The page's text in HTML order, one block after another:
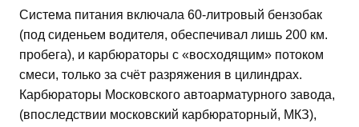
Система питания включала 60-литровый бензобак
(под сиденьем водителя, обеспечивал лишь 200 км.
пробега), и карбюраторы с «восходящим» потоком
смеси, только за счёт разряжения в цилиндрах.
Карбюраторы Московского автоарматурного завода,
(впоследствии московский карбюраторный, МКЗ),